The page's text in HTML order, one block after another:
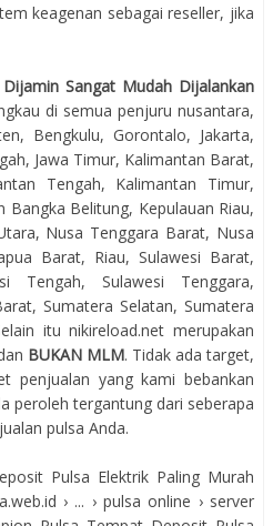
keagenan sebagai reseller, jika
Sangat Mudah Dijalankan
di semua penjuru nusantara,
Bengkulu, Gorontalo, Jakarta,
Jawa Timur, Kalimantan Barat,
Tengah, Kalimantan Timur,
Bangka Belitung, Kepulauan Riau,
Nusa Tenggara Barat, Nusa
Barat, Riau, Sulawesi Barat,
Tengah, Sulawesi Tenggara,
Sumatera Selatan, Sumatera
itu nikireload.net merupakan
BUKAN MLM. Tidak ada target,
penjualan yang kami bebankan
peroleh tergantung dari seberapa
pulsa Anda.
Pulsa Elektrik Paling Murah
› ... › pulsa online › server